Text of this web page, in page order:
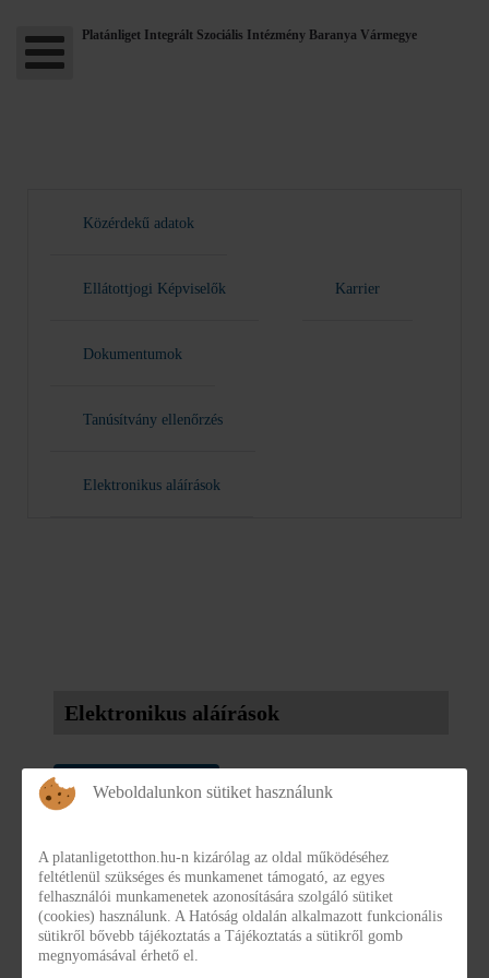
Platánliget Integrált Szociális Intézmény Baranya Vármegye
Közérdekű adatok
Ellátottjogi Képviselők Karrier
Dokumentumok
Tanúsítvány ellenőrzés
Elektronikus aláírások
Elektronikus aláírások
Elektronikus aláírás, elektronikus bélyegzés és
elektronikus tanúsítványkezelés szabályzata
szabalyzat_elektronikus_alairas.pdf
Weboldalunkon sütiket használunk
A platanligetotthon.hu-n kizárólag az oldal működéséhez
feltétlenül szükséges és munkamenet támogató, az egyes
felhasználói munkamenetek azonosítására szolgáló sütiket
(cookies) használunk. A Hatóság oldalán alkalmazott funkcionális
sütikről bővebb tájékoztatás a Tájékoztatás a sütikről gomb
megnyomásával érhető el.